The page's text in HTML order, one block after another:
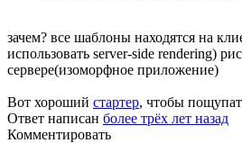
зачем? все шаблоны находятся на
использовать server-side rendering)
сервере(изоморфное приложение)
Вот хороший стартер, чтобы
Ответ написан более трёх лет назад
Комментировать